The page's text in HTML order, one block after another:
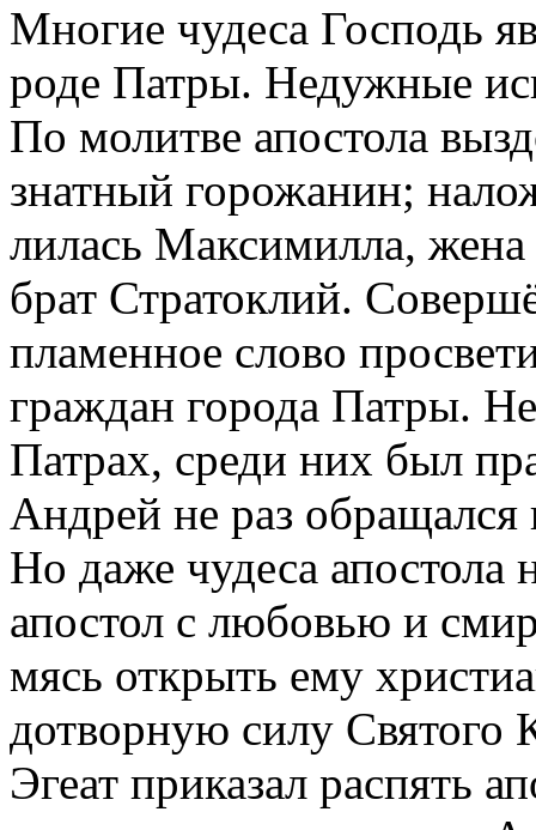
Мно­гие чу­де­са Гос­подь
ро­де Пат­ры. Недуж­ные
По мо­лит­ве апо­сто­ла
знат­ный го­ро­жа­нин;
ли­лась Мак­си­мил­ла, же­на
брат Стра­то­клий.
пла­мен­ное сло­во
граж­дан го­ро­да Пат­ры.
Пат­рах, сре­ди них был
Ан­дрей не раз об­ра­щал­ся
Но да­же чу­де­са апо­сто­ла
апо­стол с лю­бо­вью и
мясь от­крыть ему
до­твор­ную си­лу Свя­то­го
Эге­ат при­ка­зал рас­пять